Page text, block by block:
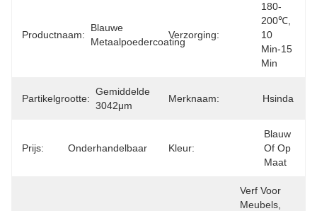
Productnaam:
Blauwe
Metaalpoedercoating
Verzorging:
180-
200℃,
10
Min-15
Min
Partikelgrootte:
Gemiddelde
3042μm
Merknaam: Hsinda
Prijs: Onderhandelbaar Kleur:
Blauw
Of Op
Maat
Verf Voor
Meubels,